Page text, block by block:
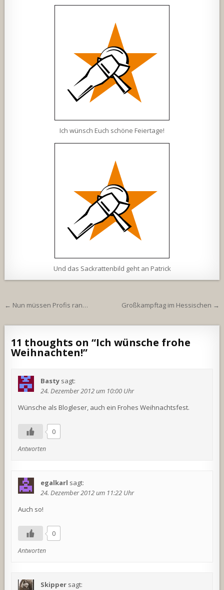
Ich wünsch Euch schöne Feiertage!
Und das Sackrattenbild geht an Patrick
Beitragsnavigation
← Nun müssen Profis ran… Großkampftag im Hessischen →
11 thoughts on “Ich wünsche frohe
Weihnachten!”
Basty sagt:
24. Dezember 2012 um 10:00 Uhr
Wünsche als Blogleser, auch ein Frohes Weihnachtsfest.
0
Antworten
egalkarl sagt:
24. Dezember 2012 um 11:22 Uhr
Auch so!
0
Antworten
Skipper sagt: